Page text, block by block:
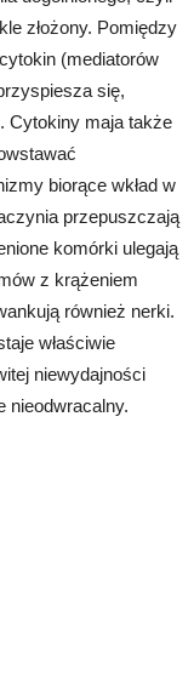
złożony. Pomiędzy
(mediatorów
się,
Cytokiny maja także
biorące wkład w
przepuszczają
komórki ulegają
z krążeniem
również nerki.
właściwie
niewydajności
nieodwracalny.